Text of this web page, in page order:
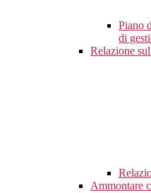
Piano
di
Relazione
Ammontare